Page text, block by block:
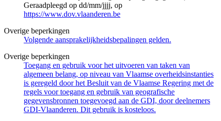
Geraadpleegd op dd/mm/jjjj, op
https://www.dov.vlaanderen.be
Overige beperkingen
Volgende aansprakelijkheidsbepalingen gelden.
Overige beperkingen
Toegang en gebruik voor het uitvoeren van taken van
algemeen belang, op niveau van Vlaamse overheidsinstanties
is geregeld door het Besluit van de Vlaamse Regering met de
regels voor toegang en gebruik van geografische
gegevensbronnen toegevoegd aan de GDI, door deelnemers
GDI-Vlaanderen. Dit gebruik is kosteloos.